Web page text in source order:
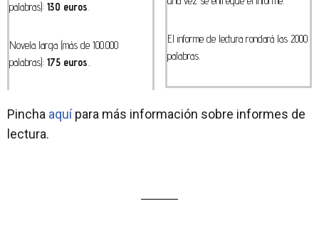
palabras): 130 euros
Novela larga (más de 100.000
palabras): 175 euros
El informe de lectura rondará las 2000
palabras.
Pincha aquípara más información sobre informes de
lectura.